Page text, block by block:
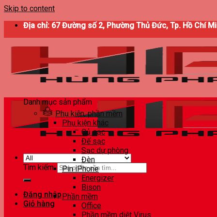
Skip to content
Địa chỉ: 67 Đường số 2, Phường Thủ Đức, Tp. Hồ Chí
Tìm kiếm:
Đăng nhập
Giỏ hàng
Danh mục sản phẩm
Phụ kiện, phần mềm
Phụ kiện khác
Củ sạc
Đế sạc
Sạc dự phòng
Đèn
Pin iPhone
Energizer
Bison
Phần mềm
Office
Phần mềm diệt Virus